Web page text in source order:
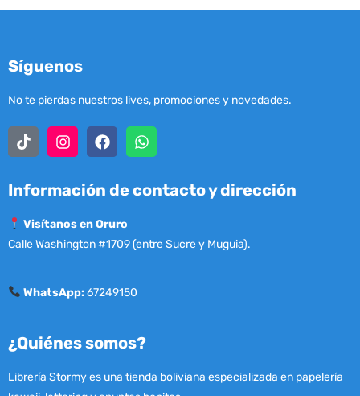
Síguenos
No te pierdas nuestros lives, promociones y novedades.
Información de contacto y dirección
Visítanos en Oruro
Calle Washington #1709 (entre Sucre y Muguia).
WhatsApp:67249150
¿Quiénes somos?
Librería Stormy es una tienda boliviana especializada en papelería